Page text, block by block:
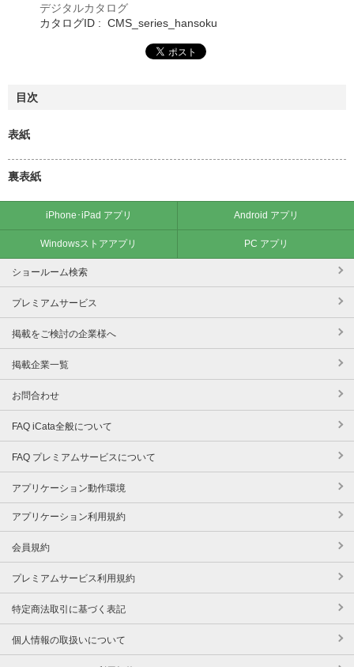
デジタルカタログ
カタログID : CMS_series_hansoku
目次
表紙
裏表紙
iPhone･iPad アプリ Android アプリ
Windowsストアアプリ PC アプリ
ショールーム検索
プレミアムサービス
掲載をご検討の企業様へ
掲載企業一覧
お問合わせ
FAQ iCata全般について
FAQ プレミアムサービスについて
アプリケーション動作環境
アプリケーション利用規約
会員規約
プレミアムサービス利用規約
特定商法取引に基づく表記
個人情報の取扱いについて